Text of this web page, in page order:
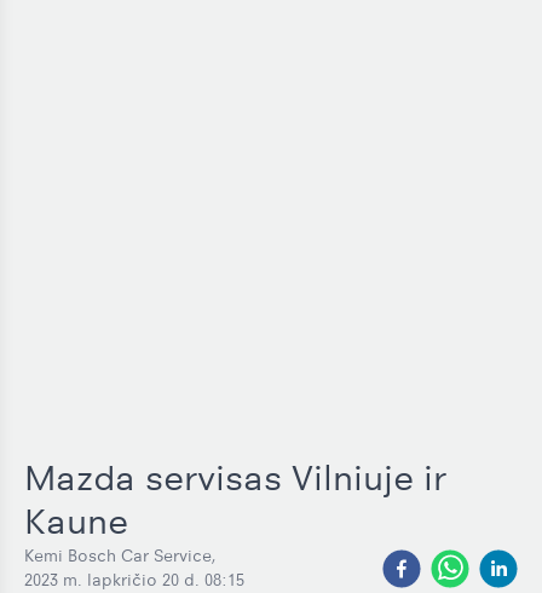
Mazda servisas Vilniuje ir
Kaune
Kemi Bosch Car Service,
2023 m. lapkričio 20 d. 08:15